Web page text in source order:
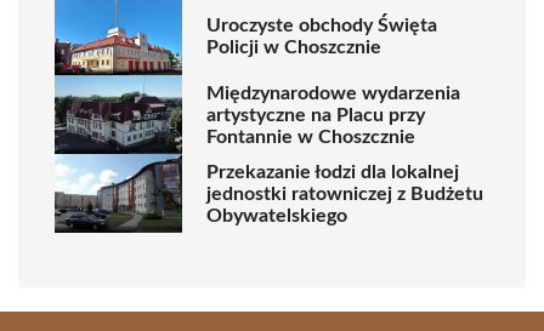
Uroczyste obchody Święta
Policji w Choszcznie
Międzynarodowe wydarzenia
artystyczne na Placu przy
Fontannie w Choszcznie
Przekazanie łodzi dla lokalnej
jednostki ratowniczej z Budżetu
Obywatelskiego